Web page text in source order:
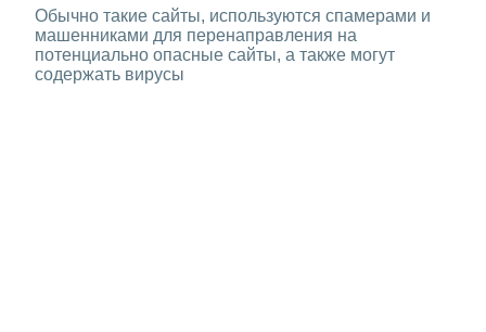
Обычно такие сайты, используются спамерами и
машенниками для перенаправления на
потенциально опасные сайты, а также могут
содержать вирусы